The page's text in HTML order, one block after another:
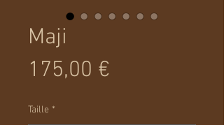
Maji
175,00 €
Taille *